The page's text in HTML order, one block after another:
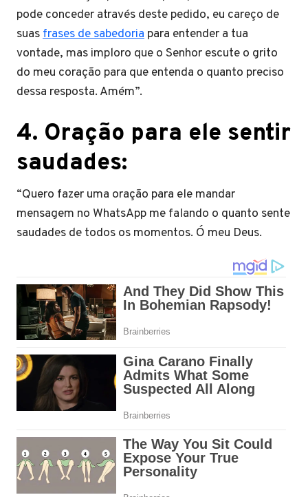
pode conceder através deste pedido, eu careço de
suasfrases de sabedoria para entender a tua
vontade, mas imploro que o Senhor escute o grito
do meu coração para que entenda o quanto preciso
dessa resposta. Amém”.
4. Oração para ele sentir
saudades:
“Quero fazer uma oração para ele mandar
mensagem no WhatsApp me falando o quanto sente
saudades de todos os momentos. Ó meu Deus.